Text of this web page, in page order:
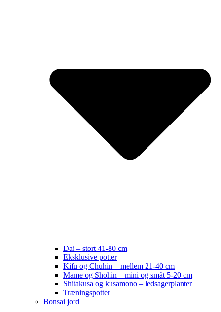
Dai – stort 41-80 cm
Eksklusive potter
Kifu og Chuhin – mellem 21-40 cm
Mame og Shohin – mini og småt 5-20 cm
Shitakusa og kusamono – ledsagerplanter
Træningspotter
Bonsai jord